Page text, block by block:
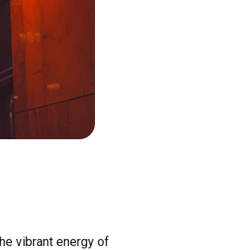
vibrant energy of